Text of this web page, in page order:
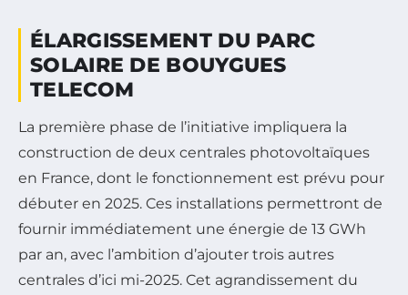
ÉLARGISSEMENT DU PARC
SOLAIRE DE BOUYGUES
TELECOM
La première phase de l’initiative impliquera la
construction de deux centrales photovoltaïques
en France, dont le fonctionnement est prévu pour
débuter en 2025. Ces installations permettront de
fournir immédiatement une énergie de 13 GWh
par an, avec l’ambition d’ajouter trois autres
centrales d’ici mi-2025. Cet agrandissement du